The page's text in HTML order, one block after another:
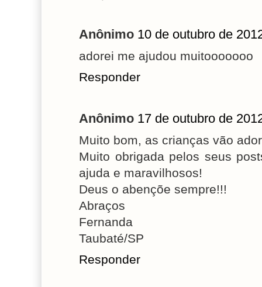
Anônimo 10 de outubro de
adorei me ajudou muitooooooo
Responder
Anônimo 17 de outubro de
Muito bom, as crianças vão
Muito obrigada pelos seus
ajuda e maravilhosos!
Deus o abençõe sempre!!!
Abraços
Fernanda
Taubaté/SP
Responder